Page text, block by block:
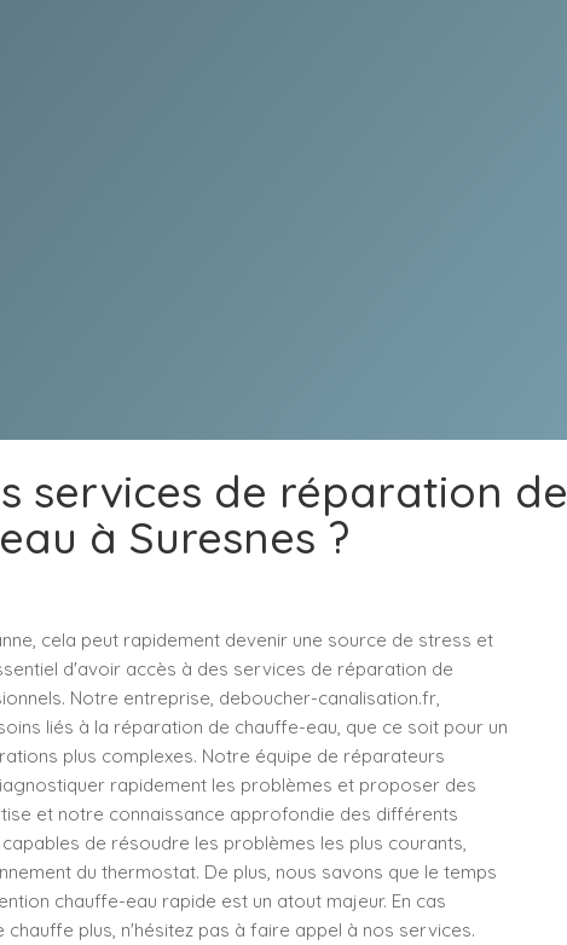
services de réparation de
à Suresnes ?
cela peut rapidement devenir une source de stress et
d'avoir accès à des services de réparation de
Notre entreprise, deboucher-canalisation.fr,
liés à la réparation de chauffe-eau, que ce soit pour un
plus complexes. Notre équipe de réparateurs
rapidement les problèmes et proposer des
et notre connaissance approfondie des différents
de résoudre les problèmes les plus courants,
du thermostat. De plus, nous savons que le temps
chauffe-eau rapide est un atout majeur. En cas
plus, n'hésitez pas à faire appel à nos services.